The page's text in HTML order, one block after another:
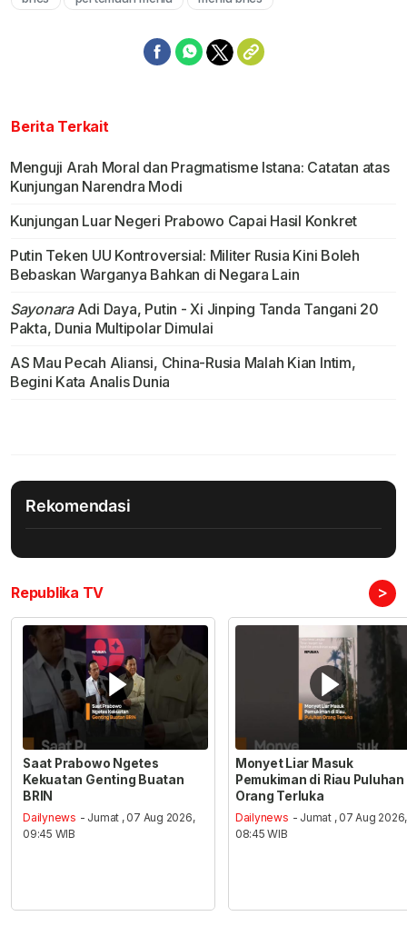
Berita Terkait
Menguji Arah Moral dan Pragmatisme Istana: Catatan atas
Kunjungan Narendra Modi
Kunjungan Luar Negeri Prabowo Capai Hasil Konkret
Putin Teken UU Kontroversial: Militer Rusia Kini Boleh
Bebaskan Warganya Bahkan di Negara Lain
SayonaraAdi Daya, Putin - Xi Jinping Tanda Tangani 20
Pakta, Dunia Multipolar Dimulai
AS Mau Pecah Aliansi, China-Rusia Malah Kian Intim,
Begini Kata Analis Dunia
Rekomendasi
Republika TV >
Saat Prabowo Ngetes
Kekuatan Genting Buatan
BRIN
Dailynews - Jumat , 07 Aug 2026,
09:45 WIB
Monyet Liar Masuk
Pemukiman di Riau Puluhan
Orang Terluka
Dailynews - Jumat , 07 Aug 2026,
08:45 WIB